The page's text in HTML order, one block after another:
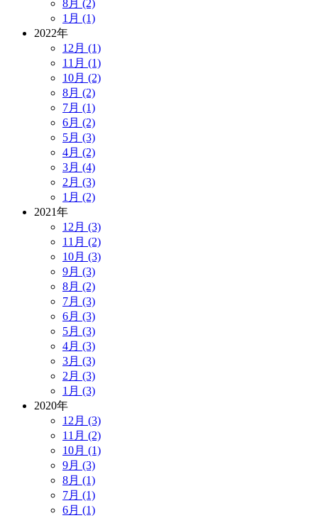
8月 (2)
1月 (1)
2022年
12月 (1)
11月 (1)
10月 (2)
8月 (2)
7月 (1)
6月 (2)
5月 (3)
4月 (2)
3月 (4)
2月 (3)
1月 (2)
2021年
12月 (3)
11月 (2)
10月 (3)
9月 (3)
8月 (2)
7月 (3)
6月 (3)
5月 (3)
4月 (3)
3月 (3)
2月 (3)
1月 (3)
2020年
12月 (3)
11月 (2)
10月 (1)
9月 (3)
8月 (1)
7月 (1)
6月 (1)